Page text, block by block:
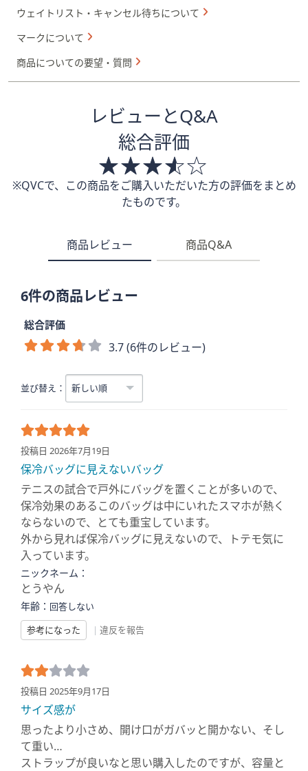
ウェイトリスト・キャンセル待ちについて
マークについて
商品についての要望・質問
レビューとQ&A
総合評価
※QVCで、この商品をご購入いただいた方の評価をまとめ
たものです。
商品レビュー 商品Q&A
6件の商品レビュー
総合評価
3.7 (6件のレビュー)
並び替え：
投稿日 2026年7月19日
保冷バッグに見えないバッグ
テニスの試合で戸外にバッグを置くことが多いので、
保冷効果のあるこのバッグは中にいれたスマホが熱く
ならないので、とても重宝しています。
外から見れば保冷バッグに見えないので、トテモ気に
入っています。
ニックネーム：
とうやん
年齢： 回答しない
参考になった
| 違反を報告
投稿日 2025年9月17日
サイズ感が
思ったより小さめ、開け口がガバッと開かない、そし
て重い…
ストラップが良いなと思い購入したのですが、容量と